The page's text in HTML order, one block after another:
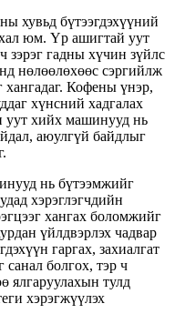
хувьд бүтээгдэхүүний
юм. Үр ашигтай уут
зэрэг гадны хүчин зүйлс
нөлөөлөхөөс сэргийлж
хангадаг. Кофены үнэр,
хүнсний хадгалах
уут хийх машинууд нь
аюулгүй байдлыг
нь бүтээмжийг
хэрэглэгчдийн
хангах боломжийг
үйлдвэрлэх чадвар
гаргах, захиалгат
болгох, тэр ч
ялгаруулахын тулд
хэрэгжүүлэх